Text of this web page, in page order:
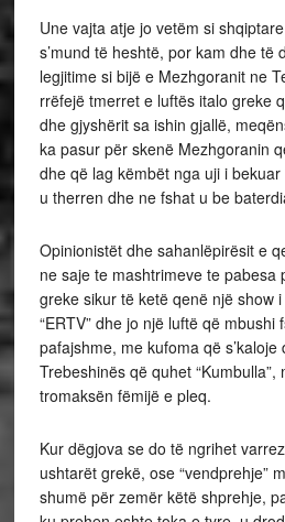
Une vajta atje jo vetëm si
s’mund të heshtë, por kam dhe të
legjitime si bijë e Mezhgoranit ne
rrëfejë tmerret e luftës italo greke
dhe gjyshërit sa ishin gjallë,
ka pasur për skenë Mezhgoranin
dhe që lag këmbët nga uji i
u therren dhe ne fshat u be
Opinionistët dhe sahanlëpirësit e
ne saje te mashtrimeve te pabesa
greke sikur të ketë qenë një show i
“ERTV” dhe jo një luftë që
pafajshme, me kufoma që
Trebeshinës që quhet “Kumbulla”,
tromaksën fëmijë e pleq.
Kur dëgjova se do të ngrihet
ushtarët grekë, ose “vendprehje”
shumë për zemër këtë shprehje,